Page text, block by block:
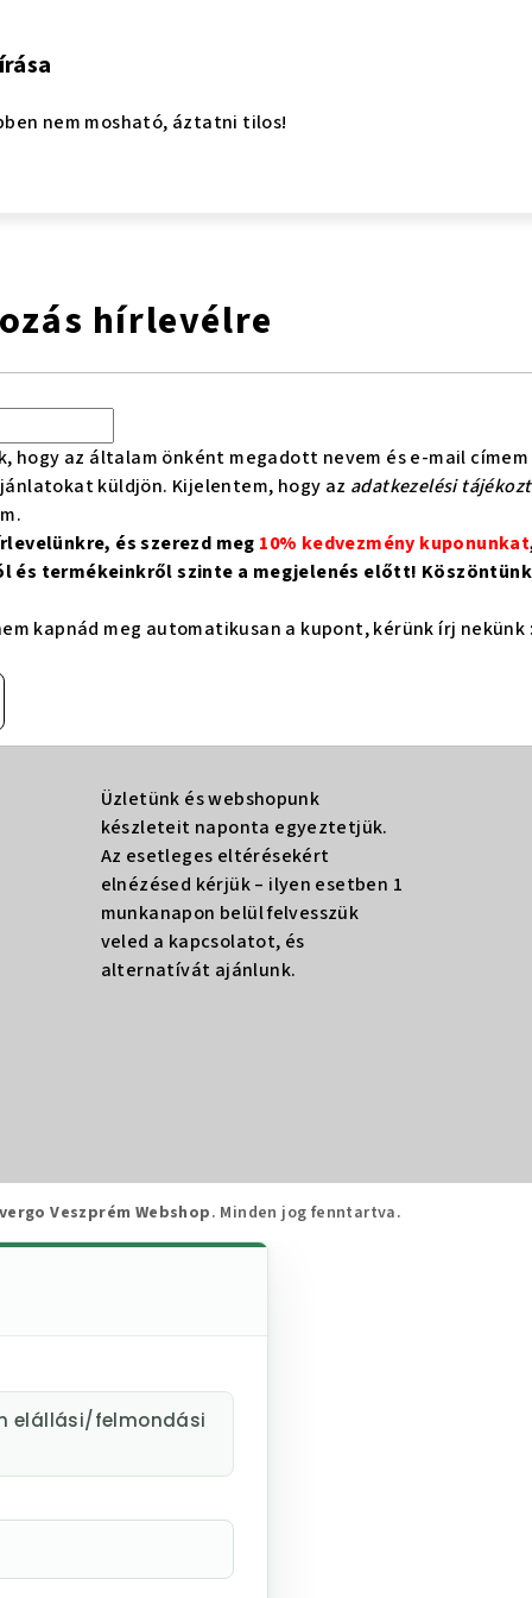
nem mosható, áztatni tilos!
hírlevélre
hogy az általam önként megadott nevem és e-mail
küldjön. Kijelentem, hogy az adatkezelési
és szerezd meg 10% kedvezmény kuponunkat
és termékeinkről szinte a megjelenés előtt!
kapnád meg automatikusan a kupont, kérünk írj nekünk
Üzletünk és webshopunk
készleteit naponta egyeztetjük.
Az esetleges eltérésekért
elnézésed kérjük – ilyen esetben 1
munkanapon belül felvesszük
veled a kapcsolatot, és
alternatívát ajánlunk.
Veszprém Webshop. Minden jog fenntartva.
elállási/felmondási